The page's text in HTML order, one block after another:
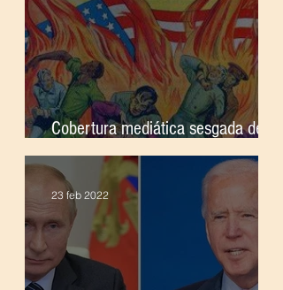
Cobertura mediática sesgada de la
guerra ; El legado del imperialismo
23 feb 2022